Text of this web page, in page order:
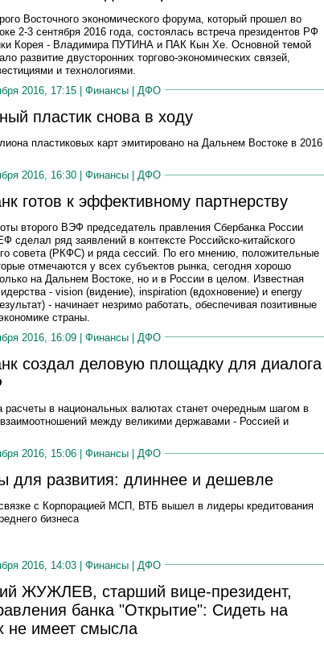
Восточного экономического форума, который прошел во
2-3 сентября 2016 года, состоялась встреча президентов РФ
Корея - Владимира ПУТИНА и ПАК Кын Хе. Основной темой
развитие двусторонних торгово-экономических связей,
и технологиями.
2016, 17:15 | Финансы | ДФО
пластик снова в ходу
пластиковых карт эмитировано на Дальнем Востоке в 2016
2016, 16:30 | Финансы ДФО
готов к эффективному партнерству
второго ВЭФ председатель правления Сбербанка России
сделал ряд заявлений в контексте Российско-китайского
совета (РКФС) и ряда сессий. По его мнению, положительные
отмечаются у всех субъектов рынка, сегодня хорошо
на Дальнем Востоке, но и в России в целом. Известная
- vision (видение), inspiration (вдохновение) и energy
- начинает незримо работать, обеспечивая позитивные
страны.
2016, 16:09 | Финансы | ДФО
создал деловую площадку для диалога
расчеты в национальных валютах станет очередным шагом в
между великими державами - Россией и
2016, 15:06 | Финансы ДФО
для развития: длиннее и дешевле
с Корпорацией МСП, ВТБ вышел в лидеры кредитования
бизнеса
2016, 14:03 | Финансы | ДФО
ЖУЖЛЕВ, старший вице-президент,
банка "Открытие": Сидеть на
не имеет смысла